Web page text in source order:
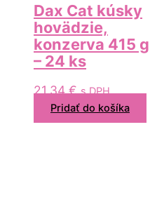
Dax Cat kúsky
hovädzie,
konzerva 415 g
– 24 ks
21,34€ s DPH
Pridať do košíka